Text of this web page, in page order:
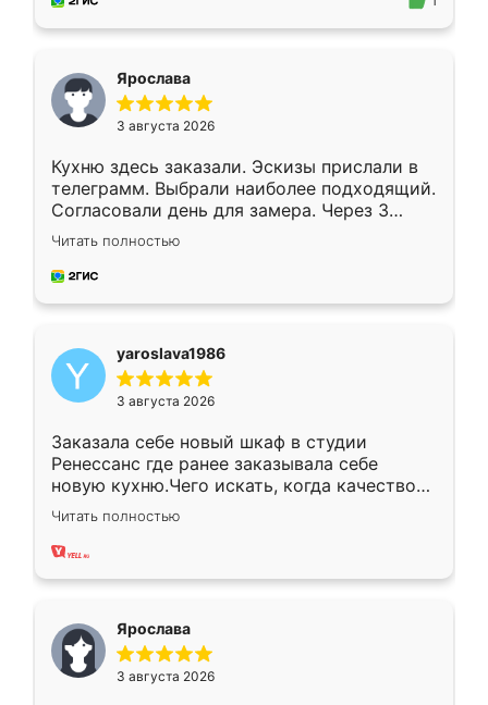
Ярослава
3 августа 2026
Кухню здесь заказали. Эскизы прислали в
телеграмм. Выбрали наиболее подходящий.
Согласовали день для замера. Через 3
недели кухня была уже готова. Остались
довольны работой. Спасибо Ренессанс
мебель за качественную работу!
Читать полностью
yaroslava1986
3 августа 2026
Заказала себе новый шкаф в студии
Ренессанс где ранее заказывала себе
новую кухню.Чего искать, когда качеством
вполне довольна. Служит кухня уже почти
два года, нареканий нет.
Читать полностью
Ярослава
3 августа 2026